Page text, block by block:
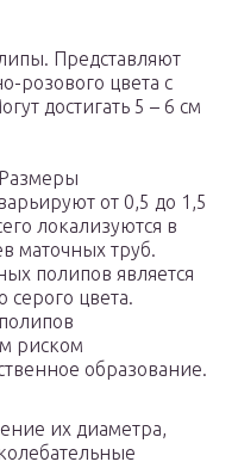
Представляют
розового цвета с
достигать 5 – 6 см
от 0,5 до 1,5
локализуются в
маточных труб.
полипов является
серого цвета.
риском
образование.
их диаметра,